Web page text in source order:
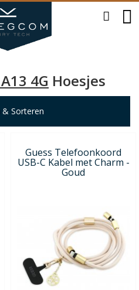
4G Hoesjes
& Sorteren
Guess Telefoonkoord
USB-C Kabel met Charm -
Goud